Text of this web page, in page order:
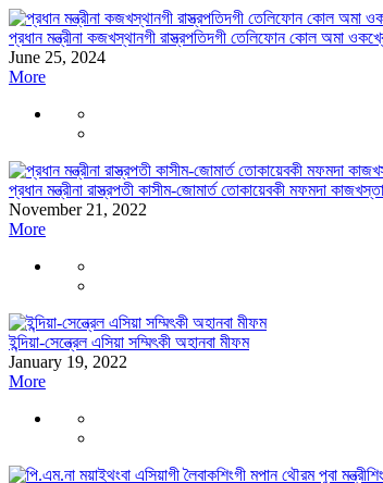
প্রধান মন্ত্রীনা কজখস্থানগী রাস্ত্রপতিদগী তেলিফোন কোল অমা
June 25, 2024
More
প্রধান মন্ত্রীনা রাস্ত্রপতী কাসীম-জোমার্ত তোকায়েবকী মফমদা
November 21, 2022
More
ইন্দিয়া-সেন্ত্রেল এসিয়া সম্মিৎকী অহানবা মীফম
January 19, 2022
More